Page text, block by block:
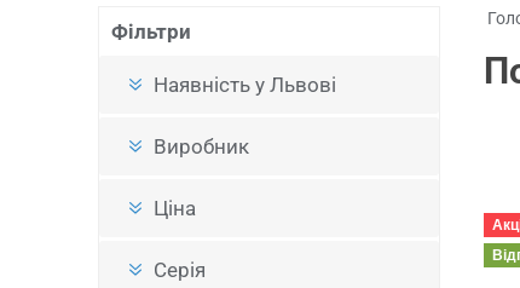
Фільтри
Наявність у Львові
Виробник
Ціна
Серія